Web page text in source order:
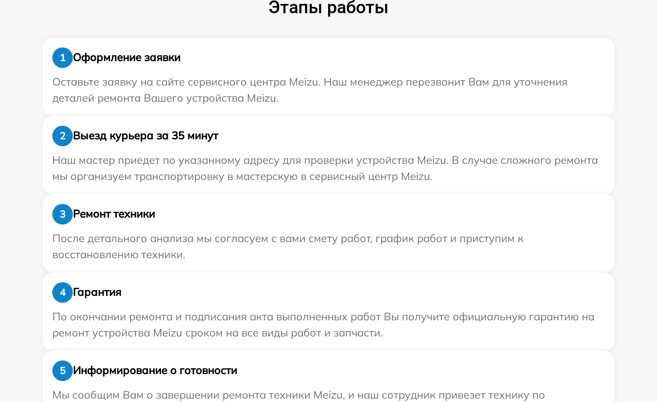
Этапы работы
1
Оформление заявки
Оставьте заявку на сайте сервисного центра Meizu. Наш менеджер перезвонит Вам для уточнения
деталей ремонта Вашего устройства Meizu.
2
Выезд курьера за 35 минут
Наш мастер приедет по указанному адресу для проверки устройства Meizu. В случае сложного ремонта
мы организуем транспортировку в мастерскую в сервисный центр Meizu.
3
Ремонт техники
После детального анализа мы согласуем с вами смету работ, график работ и приступим к
восстановлению техники.
4
Гарантия
По окончании ремонта и подписания акта выполненных работ Вы получите официальную гарантию на
ремонт устройства Meizu сроком на все виды работ и запчасти.
5
Информирование о готовности
Мы сообщим Вам о завершении ремонта техники Meizu, и наш сотрудник привезет технику по